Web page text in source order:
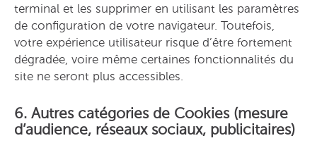
terminal et les supprimer en utilisant les paramètres
de configuration de votre navigateur. Toutefois,
votre expérience utilisateur risque d’être fortement
dégradée, voire même certaines fonctionnalités du
site ne seront plus accessibles.
6. Autres catégories de Cookies (mesure
d’audience, réseaux sociaux, publicitaires)